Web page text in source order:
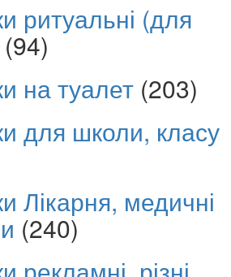
ритуальні (для
(94)
на туалет (203)
для школи, класу
Лікарня, медичні
(240)